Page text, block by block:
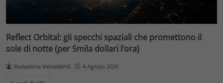
Reflect Orbital: gli specchi spaziali che promettono il
sole di notte (per 5mila dollari l’ora)
Redazione VelvetMAG 4 Agosto 2026